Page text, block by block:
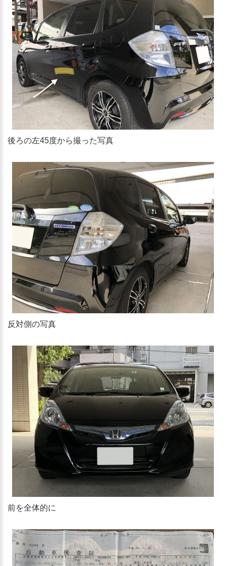
後ろの左45度から撮った写真
反対側の写真
前を全体的に